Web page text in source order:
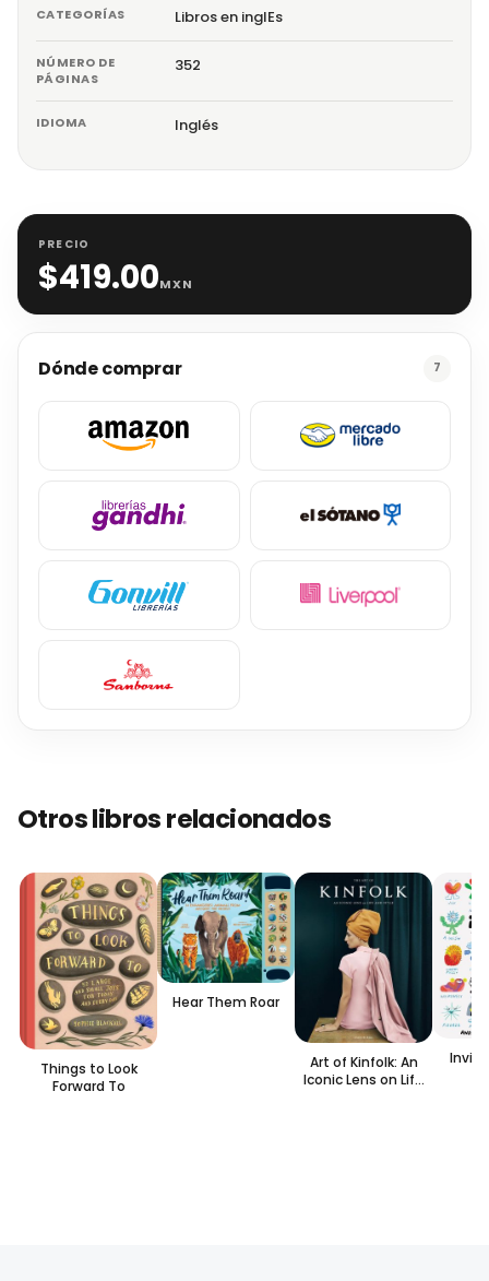
CATEGORÍAS Libros en inglEs
NÚMERO DE
PÁGINAS
352
IDIOMA Inglés
PRECIO
$419.00MXN
Dónde comprar 7
Otros libros relacionados
Things to Look
Forward To
Hear Them Roar
Art of Kinfolk: An
Iconic Lens on Life